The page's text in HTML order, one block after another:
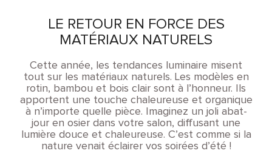
LE RETOUR EN FORCE DES
MATÉRIAUX NATURELS
Cette année, les tendances luminaire misent
tout sur les matériaux naturels. Les modèles en
rotin, bambou et bois clair sont à l’honneur. Ils
apportent une touche chaleureuse et organique
à n’importe quelle pièce. Imaginez un joli abat-
jour en osier dans votre salon, diffusant une
lumière douce et chaleureuse. C’est comme si la
nature venait éclairer vos soirées d’été !